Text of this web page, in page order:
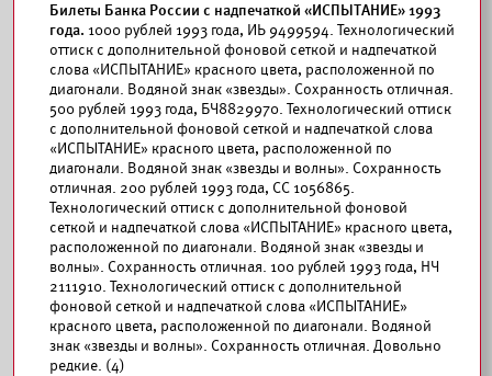
Билеты Банка России с надпечаткой «ИСПЫТАНИЕ» 1993
года. 1000 рублей 1993 года, ИЬ 9499594. Технологический
оттиск с дополнительной фоновой сеткой и надпечаткой
слова «ИСПЫТАНИЕ» красного цвета, расположенной по
диагонали. Водяной знак «звезды». Сохранность отличная.
500 рублей 1993 года, БЧ8829970. Технологический оттиск
с дополнительной фоновой сеткой и надпечаткой слова
«ИСПЫТАНИЕ» красного цвета, расположенной по
диагонали. Водяной знак «звезды и волны». Сохранность
отличная. 200 рублей 1993 года, СС 1056865.
Технологический оттиск с дополнительной фоновой
сеткой и надпечаткой слова «ИСПЫТАНИЕ» красного цвета,
расположенной по диагонали. Водяной знак «звезды и
волны». Сохранность отличная. 100 рублей 1993 года, НЧ
2111910. Технологический оттиск с дополнительной
фоновой сеткой и надпечаткой слова «ИСПЫТАНИЕ»
красного цвета, расположенной по диагонали. Водяной
знак «звезды и волны». Сохранность отличная. Довольно
редкие. (4)